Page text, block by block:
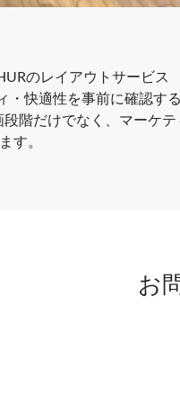
のレイアウトサービス
・快適性を事前に確認する
階だけでなく、マーケテ
す。
お